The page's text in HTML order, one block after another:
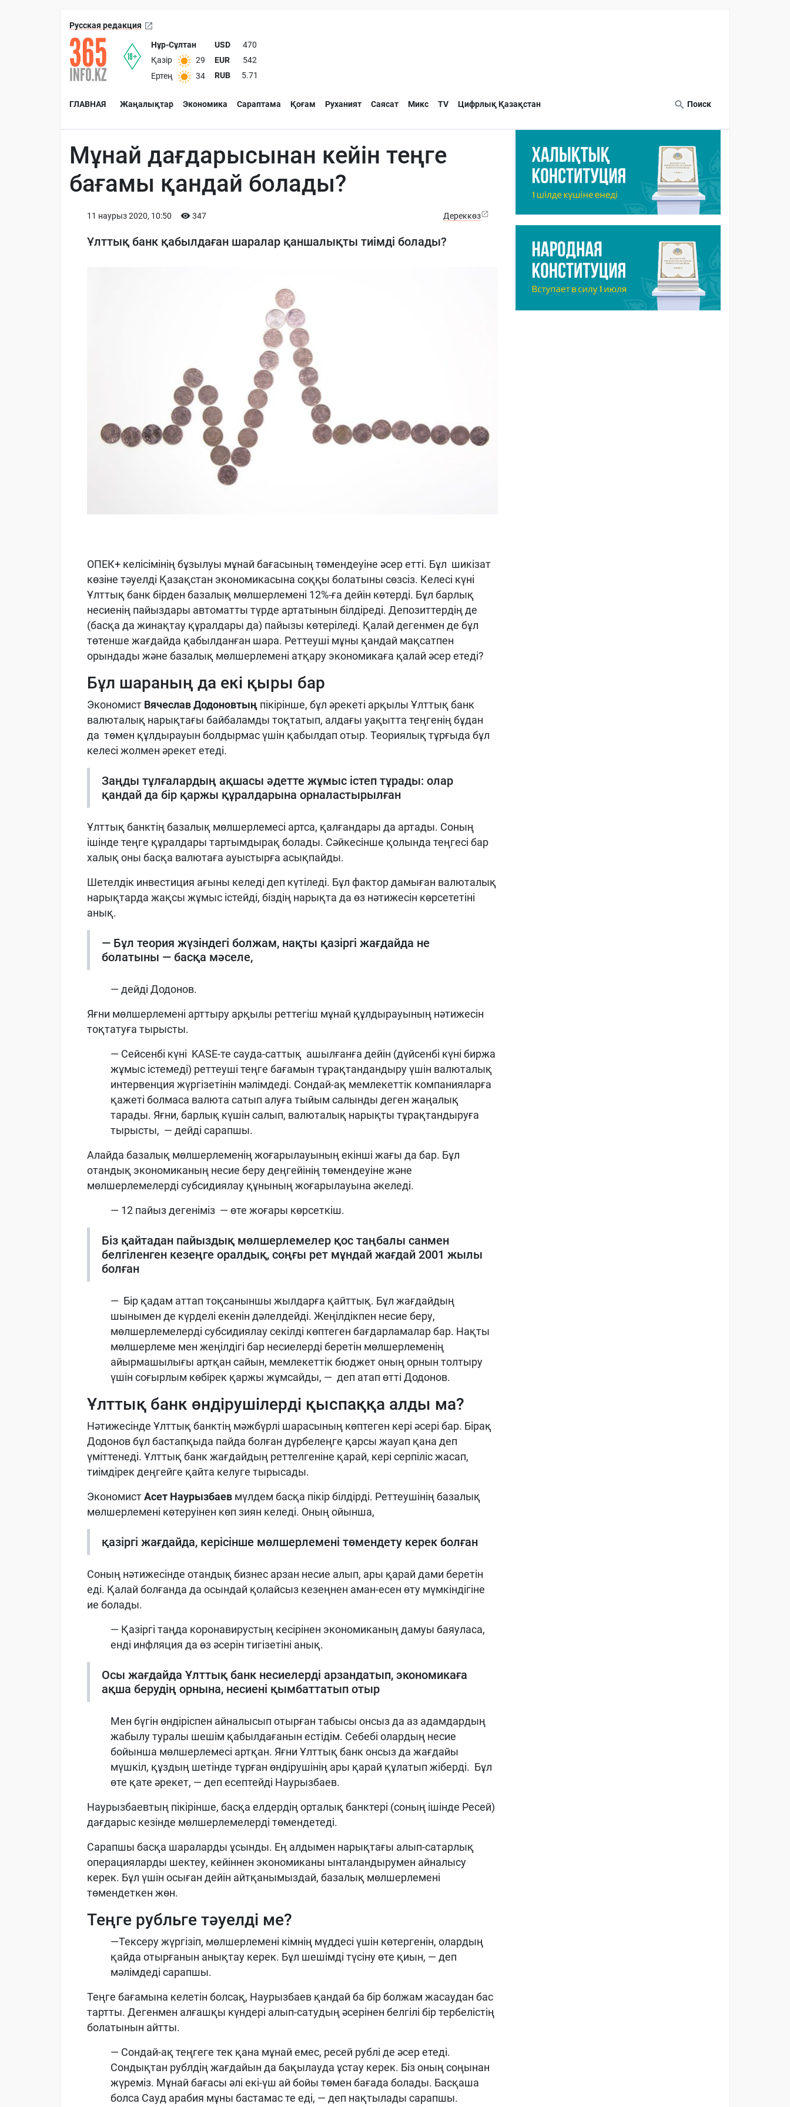
Русская редакция
Нұр-Сұлтан
Қазір
29
Ертең
34
USD
470
EUR
542
RUB
5.71
ГЛАВНАЯ Жаңалықтар Экономика Сараптама Қоғам Руханият Саясат Микс TV Цифрлық Қазақстан Поиск
Мұнай дағдарысынан кейін теңге
бағамы қандай болады?
11 наурыз 2020, 10:50 347 Дереккөз
Ұлттық банк қабылдаған шаралар қаншалықты тиімді болады?
ОПЕК+ келісімінің бұзылуы мұнай бағасының төмендеуіне әсер етті. Бұл шикізат
көзіне тәуелді Қазақстан экономикасына соққы болатыны сөзсіз. Келесі күні
Ұлттық банк бірден базалық мөлшерлемені 12%-ға дейін көтерді. Бұл барлық
несиенің пайыздары автоматты түрде артатынын білдіреді. Депозиттердің де
(басқа да жинақтау құралдары да) пайызы көтеріледі. Қалай дегенмен де бұл
төтенше жағдайда қабылданған шара. Реттеуші мұны қандай мақсатпен
орындады және базалық мөлшерлемені атқару экономикаға қалай әсер етеді?
Бұл шараның да екі қыры бар
Экономист Вячеслав Додоновтың пікірінше, бұл әрекеті арқылы Ұлттық банк
валюталық нарықтағы байбаламды тоқтатып, алдағы уақытта теңгенің бұдан
да төмен құлдырауын болдырмас үшін қабылдап отыр. Теориялық тұрғыда бұл
келесі жолмен әрекет етеді.
Заңды тұлғалардың ақшасы әдетте жұмыс істеп тұрады: олар
қандай да бір қаржы құралдарына орналастырылған
Ұлттық банктің базалық мөлшерлемесі артса, қалғандары да артады. Соның
ішінде теңге құралдары тартымдырақ болады. Сәйкесінше қолында теңгесі бар
халық оны басқа валютаға ауыстырға асықпайды.
Шетелдік инвестиция ағыны келеді деп күтіледі. Бұл фактор дамыған валюталық
нарықтарда жақсы жұмыс істейді, біздің нарықта да өз нәтижесін көрсететіні
анық.
— Бұл теория жүзіндегі болжам, нақты қазіргі жағдайда не
болатыны — басқа мәселе,
— дейді Додонов.
Яғни мөлшерлемені арттыру арқылы реттегіш мұнай құлдырауының нәтижесін
тоқтатуға тырысты.
— Сейсенбі күні KASE-те сауда-саттық ашылғанға дейін (дүйсенбі күні биржа
жұмыс істемеді) реттеуші теңге бағамын тұрақтандандыру үшін валюталық
интервенция жүргізетінін мәлімдеді. Сондай-ақ мемлекеттік компанияларға
қажеті болмаса валюта сатып алуға тыйым салынды деген жаңалық
тарады. Яғни, барлық күшін салып, валюталық нарықты тұрақтандыруға
тырысты, — дейді сарапшы.
Алайда базалық мөлшерлеменің жоғарылауының екінші жағы да бар. Бұл
отандық экономиканың несие беру деңгейінің төмендеуіне және
мөлшерлемелерді субсидиялау құнының жоғарылауына әкеледі.
— 12 пайыз дегеніміз — өте жоғары көрсеткіш.
Біз қайтадан пайыздық мөлшерлемелер қос таңбалы санмен
белгіленген кезеңге оралдық, соңғы рет мұндай жағдай 2001 жылы
болған
— Бір қадам аттап тоқсаныншы жылдарға қайттық. Бұл жағдайдың
шынымен де күрделі екенін дәлелдейді. Жеңілдікпен несие беру,
мөлшерлемелерді субсидиялау секілді көптеген бағдарламалар бар. Нақты
мөлшерлеме мен жеңілдігі бар несиелерді беретін мөлшерлеменің
айырмашылығы артқан сайын, мемлекеттік бюджет оның орнын толтыру
үшін соғырлым көбірек қаржы жұмсайды, — деп атап өтті Додонов.
Ұлттық банк өндірушілерді қыспаққа алды ма?
Нәтижесінде Ұлттық банктің мәжбүрлі шарасының көптеген кері әсері бар. Бірақ
Додонов бұл бастапқыда пайда болған дүрбелеңге қарсы жауап қана деп
үміттенеді. Ұлттық банк жағдайдың реттелгеніне қарай, кері серпіліс жасап,
тиімдірек деңгейге қайта келуге тырысады.
ЭкономистАсет Наурызбаев мүлдем басқа пікір білдірді. Реттеушінің базалық
мөлшерлемені көтеруінен көп зиян келеді. Оның ойынша,
қазіргі жағдайда, керісінше мөлшерлемені төмендету керек болған
Соның нәтижесінде отандық бизнес арзан несие алып, ары қарай дами беретін
еді. Қалай болғанда да осындай қолайсыз кезеңнен аман-есен өту мүмкіндігіне
ие болады.
— Қазіргі таңда коронавирустың кесірінен экономиканың дамуы баяуласа,
енді инфляция да өз әсерін тигізетіні анық.
Осы жағдайда Ұлттық банк несиелерді арзандатып, экономикаға
ақша берудің орнына, несиені қымбаттатып отыр
Мен бүгін өндіріспен айналысып отырған табысы онсыз да аз адамдардың
жабылу туралы шешім қабылдағанын естідім. Себебі олардың несие
бойынша мөлшерлемесі артқан. Яғни Ұлттық банк онсыз да жағдайы
мүшкіл, құздың шетінде тұрған өндірушінің ары қарай құлатып жіберді. Бұл
өте қате әрекет, — деп есептейді Наурызбаев.
Наурызбаевтың пікірінше, басқа елдердің орталық банктері (соның ішінде Ресей)
дағдарыс кезінде мөлшерлемелерді төмендетеді.
Сарапшы басқа шараларды ұсынды. Ең алдымен нарықтағы алып-сатарлық
операцияларды шектеу, кейіннен экономиканы ынталандырумен айналысу
керек. Бұл үшін осыған дейін айтқанымыздай, базалық мөлшерлемені
төмендеткен жөн.
Теңге рубльге тәуелді ме?
—Тексеру жүргізіп, мөлшерлемені кімнің мүддесі үшін көтергенін, олардың
қайда отырғанын анықтау керек. Бұл шешімді түсіну өте қиын, — деп
мәлімдеді сарапшы.
Теңге бағамына келетін болсақ, Наурызбаев қандай ба бір болжам жасаудан бас
тартты. Дегенмен алғашқы күндері алып-сатудың әсерінен белгілі бір тербелістің
болатынын айтты.
— Сондай-ақ теңгеге тек қана мұнай емес, ресей рублі де әсер етеді.
Сондықтан рублдің жағдайын да бақылауда ұстау керек. Біз оның соңынан
жүреміз. Мұнай бағасы әлі екі-үш ай бойы төмен бағада болады. Басқаша
болса Сауд арабия мұны бастамас те еді, — деп нақтылады сарапшы.